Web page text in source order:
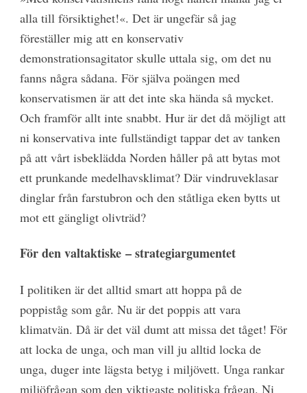
alla till försiktighet!«. Det är ungefär så jag
föreställer mig att en konservativ
demonstrationsagitator skulle uttala sig, om det nu
fanns några sådana. För själva poängen med
konservatismen är att det inte ska hända så mycket.
Och framför allt inte snabbt. Hur är det då möjligt att
ni konservativa inte fullständigt tappar det av tanken
på att vårt isbeklädda Norden håller på att bytas mot
ett prunkande medelhavsklimat? Där vindruveklasar
dinglar från farstubron och den ståtliga eken bytts ut
mot ett gängligt olivträd?
För den valtaktiske – strategiargumentet
I politiken är det alltid smart att hoppa på de
poppiståg som går. Nu är det poppis att vara
klimatvän. Då är det väl dumt att missa det tåget! För
att locka de unga, och man vill ju alltid locka de
unga, duger inte lägsta betyg i miljövett. Unga rankar
miljöfrågan som den viktigaste politiska frågan. Ni